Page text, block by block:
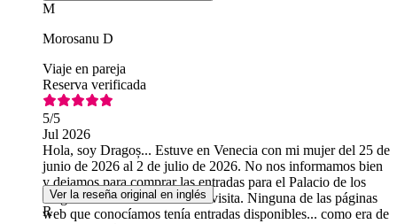
M
Morosanu D
Viaje en pareja
Reserva verificada
5/5
Jul 2026
Hola, soy Dragoș... Estuve en Venecia con mi mujer del 25 de
junio de 2026 al 2 de julio de 2026. No nos informamos bien
y dejamos para comprar las entradas para el Palacio de los
Dogos hasta el día antes de la visita. Ninguna de las páginas
web que conocíamos tenía entradas disponibles... como era de
Ver la reseña original en inglés
R